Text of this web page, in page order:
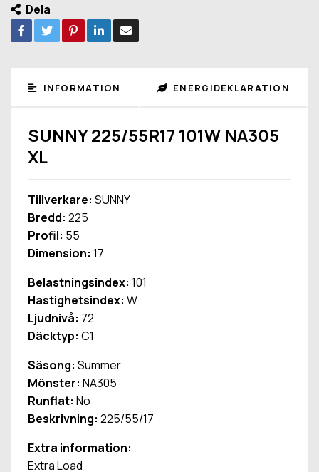
Dela
INFORMATION ENERGIDEKLARATION
SUNNY 225/55R17 101W NA305
XL
Tillverkare: SUNNY
Bredd: 225
Profil: 55
Dimension: 17
Belastningsindex: 101
Hastighetsindex: W
Ljudnivå: 72
Däcktyp: C1
Säsong: Summer
Mönster: NA305
Runflat: No
Beskrivning: 225/55/17
Extra information:
Extra Load